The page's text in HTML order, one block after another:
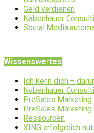
Geld verdienen
Nabenhauer
Social Media
Wissenswertes
Ich kenn dich –
Nabenhauer
PreSales Marketing
PreSales
Ressourcen
XING erfolgreich